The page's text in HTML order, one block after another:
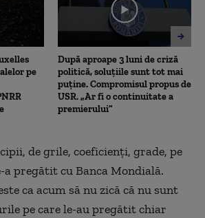
pe
După aproape 3 luni de criză
politică, soluțiile sunt tot mai
puține. Compromisul propus de
USR. „Ar fi o continuitate a
premierului”
de grile, coeficienți, grade, pe
a pregătit cu Banca Mondială.
ca acum să nu zică că nu sunt
pe care le-au pregătit chiar